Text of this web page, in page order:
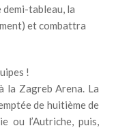
demi-tableau, la
et combattra
!
la Zagreb Arena. La
de huitième de
ou l’Autriche, puis,